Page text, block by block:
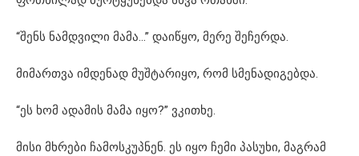
“შენს ნამდვილი მამა…” დაიწყო, მერე შეჩერდა.
მიმართვა იმდენად მუშტარიყო, რომ სმენადიგებდა.
“ეს ხომ ადამის მამა იყო?” ვკითხე.
მისი მხრები ჩამოსკუპნენ. ეს იყო ჩემი პასუხი, მაგრამ